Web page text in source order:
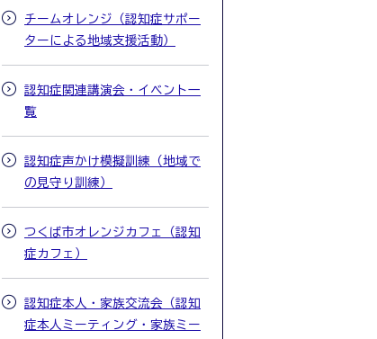
チームオレンジ（認知症サポー
ターによる地域支援活動）
認知症関連講演会・イベント一
覧
認知症声かけ模擬訓練（地域で
の見守り訓練）
つくば市オレンジカフェ（認知
症カフェ）
認知症本人・家族交流会（認知
症本人ミーティング・家族ミー